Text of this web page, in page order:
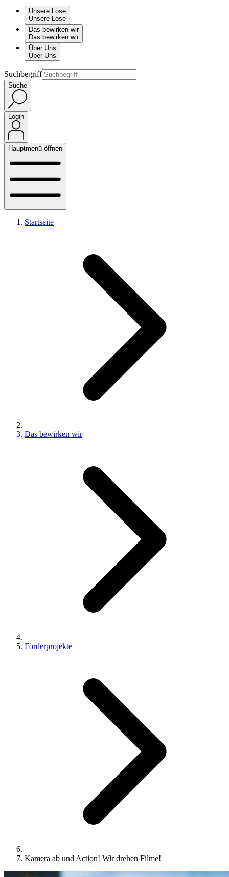
Unsere Lose
Unsere Lose
Das bewirken wir
Das bewirken wir
Über Uns
Über Uns
Suchbegriff
Suche
Login
Hauptmenü öffnen
Startseite
Das bewirken wir
Förderprojekte
Kamera ab und Action! Wir drehen Filme!